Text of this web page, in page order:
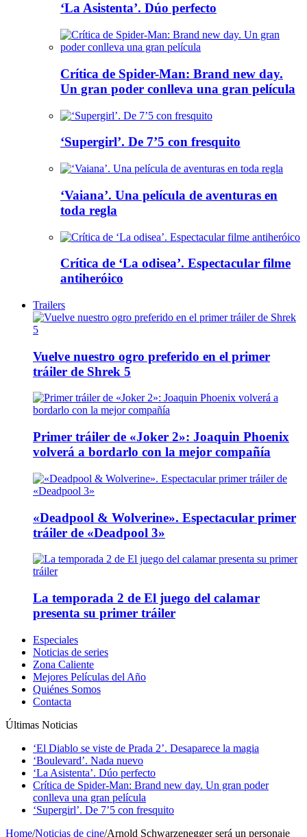
‘La Asistenta’. Dúo perfecto
Crítica de Spider-Man: Brand new day.
Un gran poder conlleva una gran película
‘Supergirl’. De 7’5 con fresquito
‘Vaiana’. Una película de aventuras en
toda regla
Crítica de ‘La odisea’. Espectacular filme
antiheróico
Trailers
Vuelve nuestro ogro preferido en el primer
tráiler de Shrek 5
Primer tráiler de «Joker 2»: Joaquin Phoenix
volverá a bordarlo con la mejor compañía
«Deadpool & Wolverine». Espectacular primer
tráiler de «Deadpool 3»
La temporada 2 de El juego del calamar
presenta su primer tráiler
Especiales
Noticias de series
Zona Caliente
Mejores Películas del Año
Quiénes Somos
Contacta
Últimas Noticias
‘El Diablo se viste de Prada 2’. Desaparece la magia
‘Boulevard’. Nada nuevo
‘La Asistenta’. Dúo perfecto
Crítica de Spider-Man: Brand new day. Un gran poder
conlleva una gran película
‘Supergirl’. De 7’5 con fresquito
Home/Noticias de cine/Arnold Schwarzenegger será un personaje